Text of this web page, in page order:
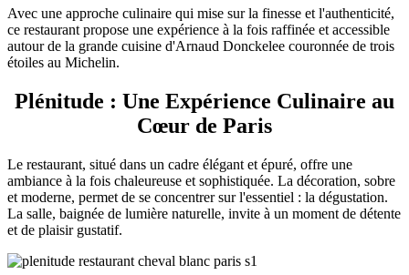
Avec une approche culinaire qui mise sur la finesse et l'authenticité,
ce restaurant propose une expérience à la fois raffinée et accessible
autour de la grande cuisine d'Arnaud Donckelee couronnée de trois
étoiles au Michelin.
Plénitude : Une Expérience Culinaire au
Cœur de Paris
Le restaurant, situé dans un cadre élégant et épuré, offre une
ambiance à la fois chaleureuse et sophistiquée. La décoration, sobre
et moderne, permet de se concentrer sur l'essentiel : la dégustation.
La salle, baignée de lumière naturelle, invite à un moment de détente
et de plaisir gustatif.